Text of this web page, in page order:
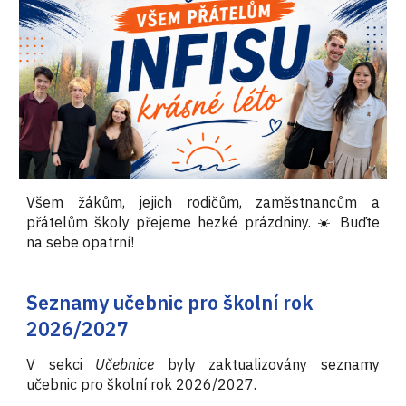
Všem žákům, jejich rodičům, zaměstnancům a
přátelům školy přejeme hezké prázdniny. ☀️ Buďte
na sebe opatrní!
Seznamy učebnic pro školní rok
2026/2027
V sekci Učebnice byly zaktualizovány seznamy
učebnic pro školní rok 2026/2027.